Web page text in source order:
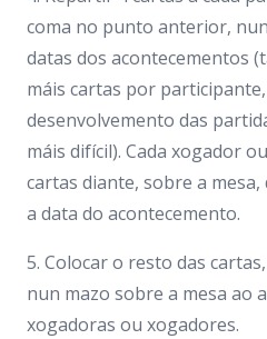
coma no punto anterior,
datas dos acontecementos
máis cartas por
desenvolvemento das
máis difícil). Cada xogador
cartas diante, sobre a
a data do acontecemento.
5. Colocar o resto das
nun mazo sobre a mesa ao
xogadoras ou xogadores.